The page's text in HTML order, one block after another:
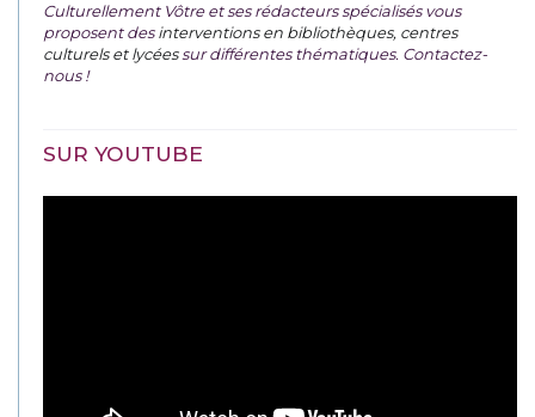
Culturellement Vôtre et ses rédacteurs spécialisés vous
proposent desinterventions en bibliothèques, centres
culturels et lycéessur différentes thématiques. Contactez-
nous !
SUR YOUTUBE